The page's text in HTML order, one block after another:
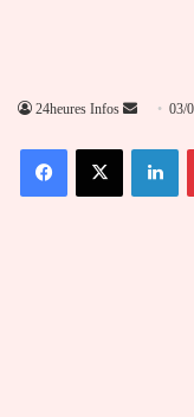
24heures Infos
Envoyer
courriel
03/
FacebookX